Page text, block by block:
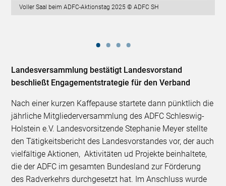
Voller Saal beim ADFC-Aktionstag 2025 © ADFC SH
Landesversammlung bestätigt Landesvorstand
beschließt Engagementstrategie für den Verband
Nach einer kurzen Kaffepause startete dann pünktlich die
jährliche Mitgliederversammlung des ADFC Schleswig-
Holstein e.V. Landesvorsitzende Stephanie Meyer stellte
den Tätigkeitsbericht des Landesvorstandes vor, der auch
vielfältige Aktionen, Aktivitäten ud Projekte beinhaltete,
die der ADFC im gesamten Bundesland zur Förderung
des Radverkehrs durchgesetzt hat. Im Anschluss wurde